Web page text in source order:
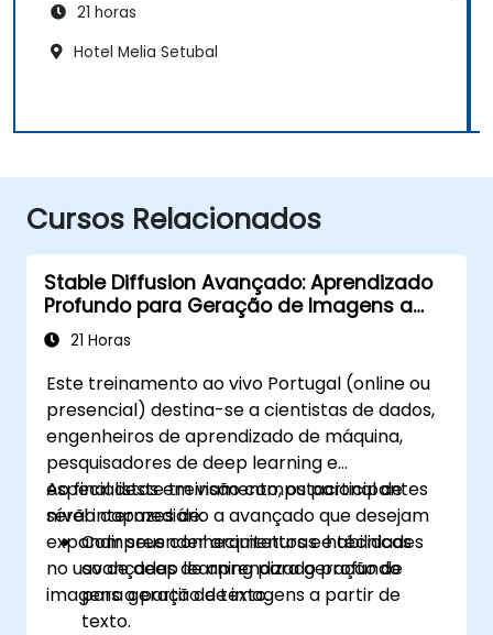
21 horas
Hotel Melia Setubal
Cursos Relacionados
Stable Diffusion Avançado: Aprendizado
Profundo para Geração de Imagens a
partir de Texto
21 Horas
Este treinamento ao vivo Portugal (online ou
presencial) destina-se a cientistas de dados,
engenheiros de aprendizado de máquina,
pesquisadores de deep learning e
especialistas em visão computacional de
nível intermediário a avançado que desejam
expandir seus conhecimentos e habilidades
no uso de deep learning para geração de
imagens a partir de texto.
Ao final deste treinamento, os participantes
serão capazes de:
Compreender arquiteturas e técnicas
avançadas de aprendizado profundo
para geração de imagens a partir de
texto.